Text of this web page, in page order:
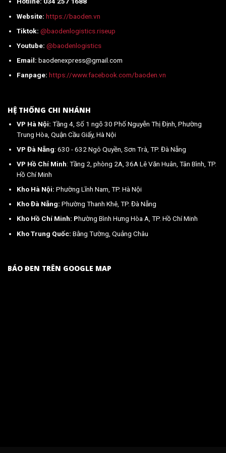
2026
Website: https://baoden.vn
Tiktok: @baodenlogistics.riseup
Youtube: @baodenlogistics
Email: baodenexpress@gmail.com
Fanpage: https://www.facebook.com/baoden.vn
HỆ THỐNG CHI NHÁNH
VP Hà Nội: Tầng 4, Số 1 ngõ 30 Phố Nguyễn Thị Định, Phường
Trung Hòa, Quận Cầu Giấy, Hà Nội
VP Đà Nẵng: 630 - 632 Ngô Quyền, Sơn Trà, TP. Đà Nẵng
VP Hồ Chí Minh: Tầng 2, phòng 2A, 36A Lê Văn Huân, Tân Bình, TP.
Hồ Chí Minh
Kho Hà Nội: Phường Lĩnh Nam, TP. Hà Nội
Kho Đà Nẵng: Phường Thanh Khê, TP. Đà Nẵng
Kho Hồ Chí Minh: Phường Bình Hưng Hòa A, TP. Hồ Chí Minh
Kho Trung Quốc: Bằng Tường, Quảng Châu
BÁO ĐEN TRÊN GOOGLE MAP